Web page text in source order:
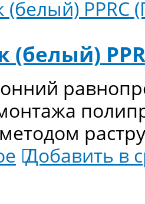
(белый)
Добавить в